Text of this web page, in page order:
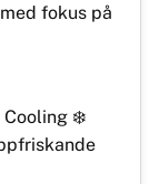
fokus på
Cooling ❄️